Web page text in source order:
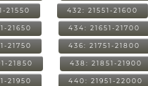
21550 432: 21551-21600
21650 434: 21651-21700
21750 436: 21751-21800
21850 438: 21851-21900
21950 440: 21951-22000